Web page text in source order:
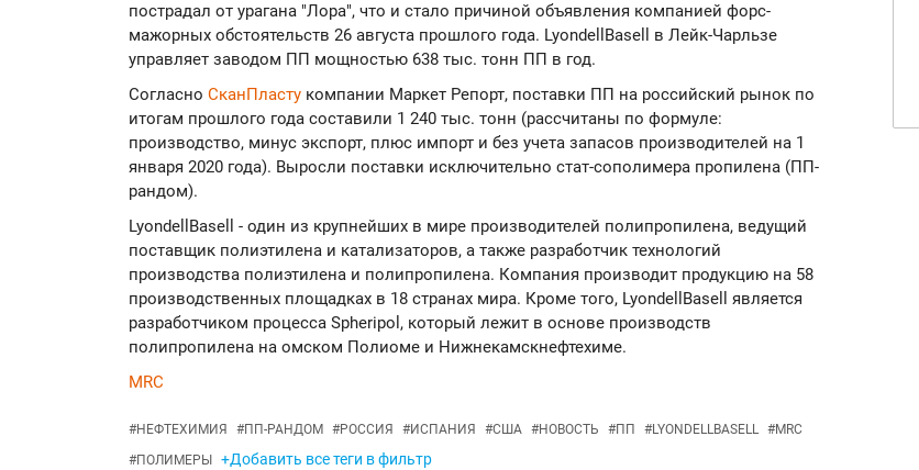
пострадал от урагана "Лора", что и стало причиной объявления компанией форс-
мажорных обстоятельств 26 августа прошлого года. LyondellBasell в Лейк-Чарльзе
управляет заводом ПП мощностью 638 тыс. тонн ПП в год.
Согласно СканПласту компании Маркет Репорт, поставки ПП на российский рынок по
итогам прошлого года составили 1 240 тыс. тонн (рассчитаны по формуле:
производство, минус экспорт, плюс импорт и без учета запасов производителей на 1
января 2020 года). Выросли поставки исключительно стат-сополимера пропилена (ПП-
рандом).
LyondellBasell - один из крупнейших в мире производителей полипропилена, ведущий
поставщик полиэтилена и катализаторов, а также разработчик технологий
производства полиэтилена и полипропилена. Компания производит продукцию на 58
производственных площадках в 18 странах мира. Кроме того, LyondellBasell является
разработчиком процесса Spheripol, который лежит в основе производств
полипропилена на омском Полиоме и Нижнекамскнефтехиме.
MRC
#НЕФТЕХИМИЯ #ПП-РАНДОМ #РОССИЯ #ИСПАНИЯ #США #НОВОСТЬ #ПП #LYONDELLBASELL #MRC
#ПОЛИМЕРЫ +Добавить все теги в фильтр